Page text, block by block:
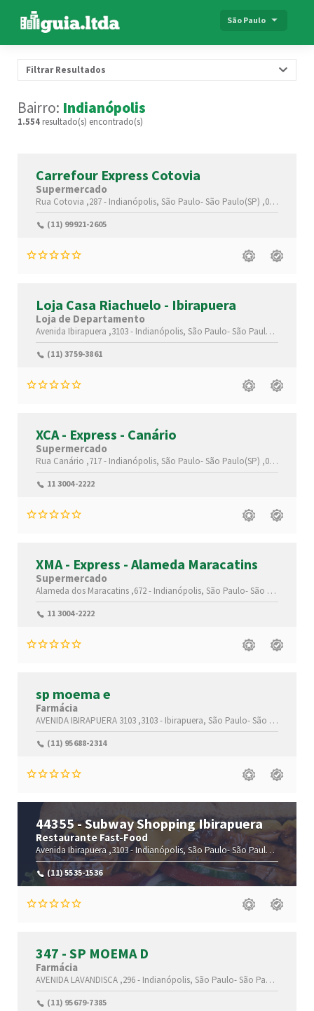
São Paulo
Filtrar Resultados
Bairro: Indianópolis
1.554 resultado(s) encontrado(s)
Carrefour Express Cotovia
Supermercado
Rua Cotovia ,287 - Indianópolis, São Paulo-São Paulo(SP) ,04517-000
(11) 99921-2605
Loja Casa Riachuelo - Ibirapuera
Loja de Departamento
Avenida Ibirapuera ,3103 - Indianópolis, São Paulo-São Paulo(SP)
(11) 3759-3861
XCA - Express - Canário
Supermercado
Rua Canário ,717 - Indianópolis, São Paulo-São Paulo(SP) ,04521-003
11 3004-2222
XMA - Express - Alameda Maracatins
Supermercado
Alameda dos Maracatins ,672 - Indianópolis, São Paulo-São Paulo(SP)
11 3004-2222
sp moema e
Farmácia
AVENIDA IBIRAPUERA 3103 ,3103 - Ibirapuera, São Paulo-São Paulo(SP)
(11) 95688-2314
44355 - Subway Shopping Ibirapuera
Restaurante Fast-Food
Avenida Ibirapuera ,3103 -Indianópolis, São Paulo-São Paulo(SP)
(11) 5535-1536
347 - SP MOEMA D
Farmácia
AVENIDA LAVANDISCA ,296 - Indianópolis, São Paulo-São Paulo(SP)
(11) 95679-7385